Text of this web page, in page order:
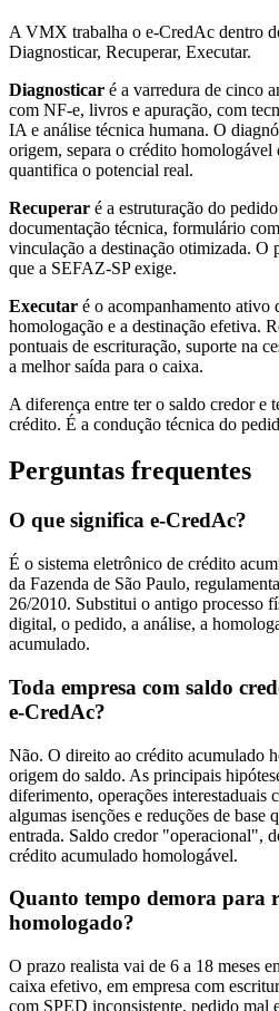
A VMX trabalha o e-CredAc dentro
Diagnosticar, Recuperar, Executar.
Diagnosticar é a varredura de cinco
com NF-e, livros e apuração, com
IA e análise técnica humana. O
origem, separa o crédito
quantifica o potencial real.
Recuperar é a estruturação do
documentação técnica, formulário
vinculação a destinação otimizada. O
que a SEFAZ-SP exige.
Executar é o acompanhamento ativo
homologação e a destinação efetiva.
pontuais de escrituração, suporte na
a melhor saída para o caixa.
A diferença entre ter o saldo credor e
crédito. É a condução técnica do
Perguntas frequentes
O que significa e-CredAc?
É o sistema eletrônico de crédito
da Fazenda de São Paulo,
26/2010. Substitui o antigo processo
digital, o pedido, a análise, a
acumulado.
Toda empresa com saldo
e-CredAc?
Não. O direito ao crédito acumulado
origem do saldo. As principais
diferimento, operações interestaduais
algumas isenções e reduções de base
entrada. Saldo credor "operacional",
crédito acumulado homologável.
Quanto tempo demora para
homologado?
O prazo realista vai de 6 a 18 meses
caixa efetivo, em empresa com
com SPED inconsistente, pedido mal